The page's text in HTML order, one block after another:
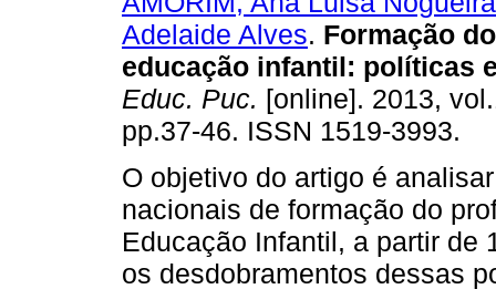
Adelaide Alves. Formação
educação infantil: políticas
Educ. Puc. [online]. 2013,
pp.37-46. ISSN 1519-3993.
O objetivo do artigo é
nacionais de formação do
Educação Infantil, a partir de
os desdobramentos dessas